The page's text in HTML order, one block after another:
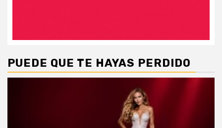
PUEDE QUE TE HAYAS PERDIDO